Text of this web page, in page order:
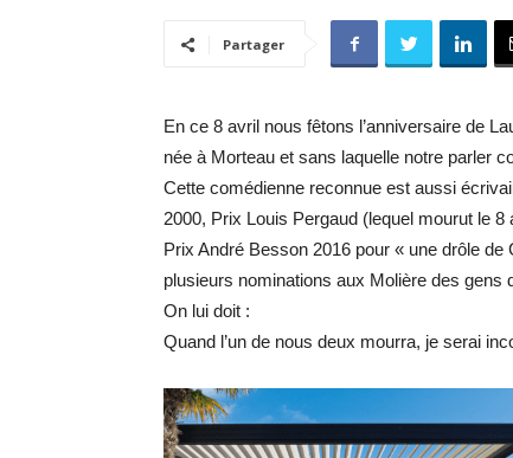
Partager
En ce 8 avril nous fêtons l’anniversaire de
née à Morteau et sans laquelle notre parler
Cette comédienne reconnue est aussi
2000, Prix Louis Pergaud (lequel mourut le
Prix André Besson 2016 pour « une drôle
plusieurs nominations aux Molière des gens
On lui doit :
Quand l’un de nous deux mourra, je serai